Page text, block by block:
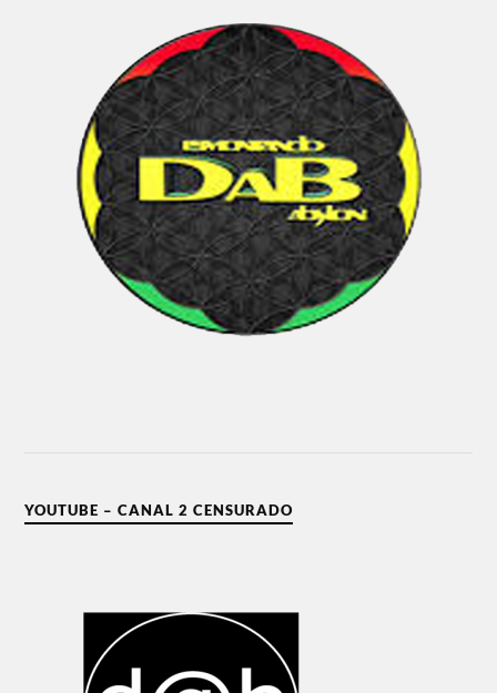
YOUTUBE – CANAL 2 CENSURADO